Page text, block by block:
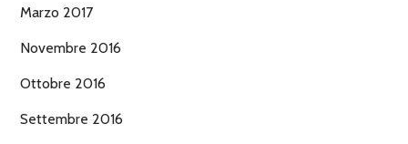
Marzo 2017
Novembre 2016
Ottobre 2016
Settembre 2016